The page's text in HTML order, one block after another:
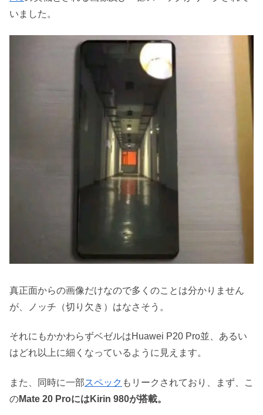
いました。
真正面からの画像だけなので多くのことは分かりません
が、ノッチ（切り欠き）はなさそう。
それにもかかわらずベゼルはHuawei P20 Pro並、あるい
はどれ以上に細くなっているように見えます。
また、同時に一部スペック もリークされており、まず、こ
のMate 20 ProにはKirin 980が搭載。